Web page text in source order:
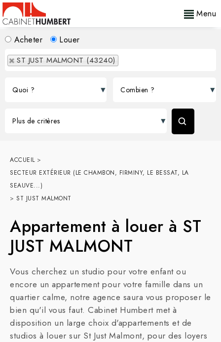
Menu
Acheter Louer
ST JUST MALMONT (43240)
ACCUEIL>
SECTEUR EXTÉRIEUR (LE CHAMBON, FIRMINY, LE BESSAT, LA
SEAUVE...)
> ST JUST MALMONT
Appartement à louer à ST
JUST MALMONT
Vous cherchez un studio pour votre enfant ou
encore un appartement pour votre famille dans un
quartier calme, notre agence saura vous proposer le
bien qu'il vous faut. Cabinet Humbert met à
disposition un large choix d'appartements et de
studios à louer sur St Just Malmont, pour des loyers